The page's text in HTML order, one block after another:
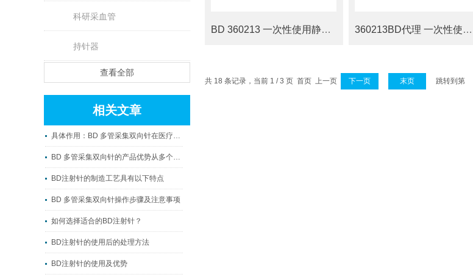
科研采血管
持针器
查看全部
相关文章
具体作用：BD 多管采集双向针在医疗中的关键角色
BD 多管采集双向针的产品优势从多个方面探讨
BD注射针的制造工艺具有以下特点
BD 多管采集双向针操作步骤及注意事项
如何选择适合的BD注射针？
BD注射针的使用后的处理方法
BD注射针的使用及优势
BD 360213 一次性使用静脉血样采集针 360213BD代理 一次性使用静脉血液采集针21mm
共 18 条记录，当前 1 / 3 页 首页 上一页 下一页 末页 跳转到第